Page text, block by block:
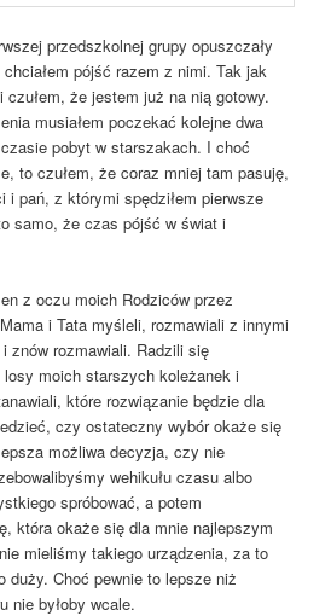
przedszkolnej grupy opuszczały
pójść razem z nimi. Tak jak
czułem, że jestem już na nią gotowy.
musiałem poczekać kolejne dwa
pobyt w starszakach. I choć
to czułem, że coraz mniej tam pasuję,
pań, z którymi spędziłem pierwsze
samo, że czas pójść w świat i
z oczu moich Rodziców przez
i Tata myśleli, rozmawiali z innymi
znów rozmawiali. Radzili się
losy moich starszych koleżanek i
które rozwiązanie będzie dla
czy ostateczny wybór okaże się
możliwa decyzja, czy nie
wehikułu czasu albo
spróbować, a potem
która okaże się dla mnie najlepszym
mieliśmy takiego urządzenia, za to
duży. Choć pewnie to lepsze niż
nie byłoby wcale.